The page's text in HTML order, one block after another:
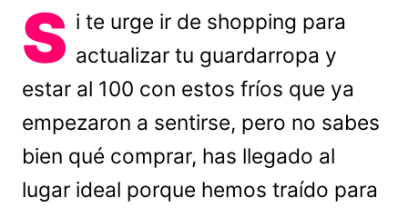
S i te urge ir de shopping para
actualizar tu guardarropa y
estar al 100 con estos fríos que ya
empezaron a sentirse, pero no sabes
bien qué comprar, has llegado al
lugar ideal porque hemos traído para